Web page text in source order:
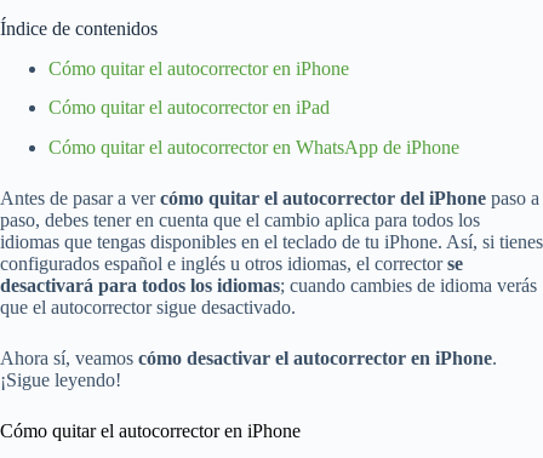
Índice de contenidos
Cómo quitar el autocorrector en iPhone
Cómo quitar el autocorrector en iPad
Cómo quitar el autocorrector en WhatsApp de iPhone
Antes de pasar a vercómo quitar el autocorrector del iPhone paso a
paso, debes tener en cuenta que el cambio aplica para todos los
idiomas que tengas disponibles en el teclado de tu iPhone. Así, si tienes
configurados español e inglés u otros idiomas, el correctorse
desactivará para todos los idiomas; cuando cambies de idioma verás
que el autocorrector sigue desactivado.
Ahora sí, veamos cómo desactivar el autocorrector en iPhone.
¡Sigue leyendo!
Cómo quitar el autocorrector en iPhone